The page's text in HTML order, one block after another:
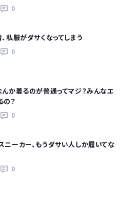
0
私服がダサくなってしまう
0
か着るのが普通ってマジ？みんなエ
の？
0
ニーカー、もうダサい人しか履いてな
0